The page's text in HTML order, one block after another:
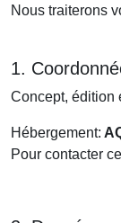
Nous traiterons
1.
Concept, édition
Hébergement:
Pour contacter